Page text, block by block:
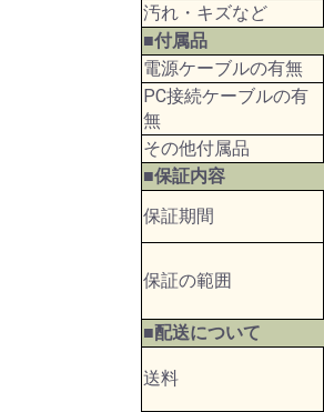
汚れ・キズなど
■付属品
電源ケーブルの有無
PC接続ケーブルの有
無
その他付属品
■保証内容
保証期間
保証の範囲
■配送について
送料